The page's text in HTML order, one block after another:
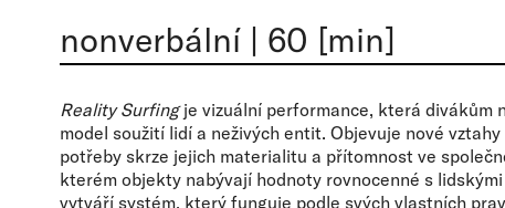
nonverbální | 60 [min]
Reality Surfingje vizuální performance, která divákům
model soužití lidí a neživých entit. Objevuje nové
potřeby skrze jejich materialitu a přítomnost ve
kterém objekty nabývají hodnoty rovnocenné s
vytváří systém, který funguje podle svých vlastních